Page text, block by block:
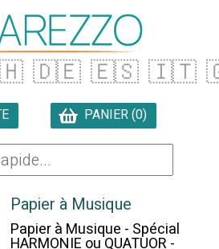
🇩🇪 🇪🇸 🇮🇹
PANIER (0)
Papier à Musique
Papier à Musique - Spécial
HARMONIE ou QUATUOR -